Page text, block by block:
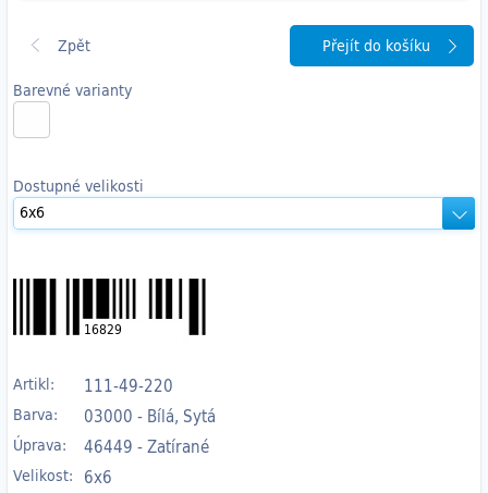
Barevné varianty
Dostupné velikosti
16829
Artikl: 111-49-220
Barva: 03000 - Bílá, Sytá
Úprava: 46449 - Zatírané
Velikost: 6x6
Přejít do košíku